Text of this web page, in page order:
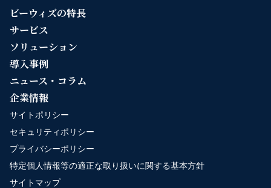
ビーウィズの特長
サービス
ソリューション
導入事例
ニュース・コラム
企業情報
サイトポリシー
セキュリティポリシー
プライバシーポリシー
特定個人情報等の適正な取り扱いに関する基本方針
サイトマップ